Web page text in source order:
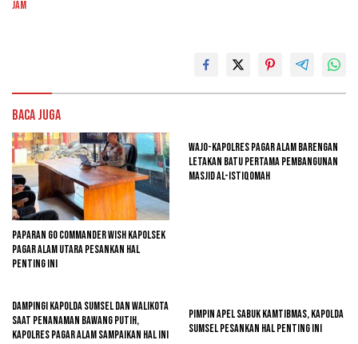
Jam
Baca Juga
Paparan GO Commander Wish Kapolsek
Pagar Alam Utara Pesankan Hal
Penting Ini
Wajo-kapolres Pagar Alam Barengan
Letakan Batu Pertama Pembangunan
Masjid Al-Istiqomah
Dampingi Kapolda Sumsel Dan Walikota
Saat Penanaman Bawang Putih,
Kapolres Pagar Alam Sampaikan Hal Ini
Pimpin Apel Sabuk Kamtibmas, Kapolda
Sumsel Pesankan Hal Penting Ini